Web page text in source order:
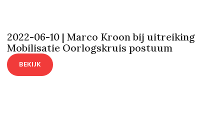
2022-06-10 | Marco Kroon bij uitreiking
Mobilisatie Oorlogskruis postuum
BEKIJK